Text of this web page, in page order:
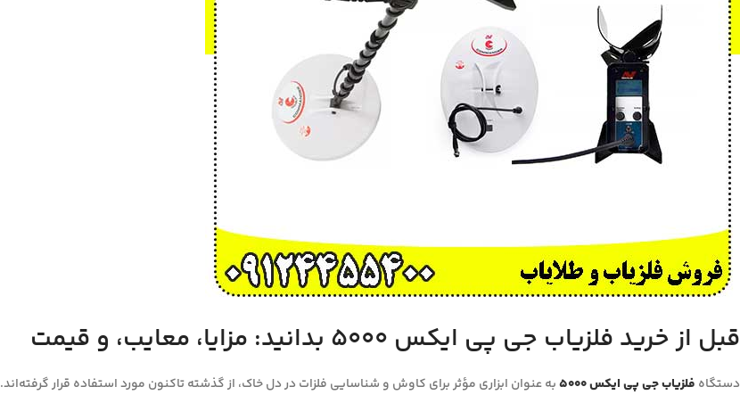
قبل از خرید فلزیاب جی پی ایکس 5000 بدانید: مزایا، معایب، و قیمت
دستگاه فلزیاب‌ جی پی ایکس ۵۰۰۰
به عنوان ابزاری مؤثر برای کاوش و شناسایی فلزات در دل خاک، از گذشته تاکنون مورد استفاده قرار گرفته‌اند.